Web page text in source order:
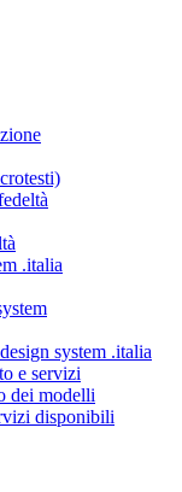
.italia
system .italia
e servizi
dei modelli
disponibili